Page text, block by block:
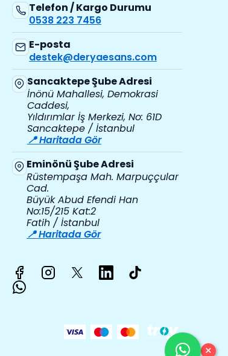
Telefon / Kargo Durumu
0538 223 7456
E-posta
destek@deryaesans.com
Sancaktepe Şube Adresi
İnönü Mahallesi, Demokrasi
Caddesi,
Yıldırımlar İş Merkezi, No: 61D
Sancaktepe / İstanbul
📍 Haritada Gör
Eminönü Şube Adresi
Rüstempaşa Mah. Marpuççular
Cad.
Büyük Abud Efendi Han
No:15/215 Kat:2
Fatih / İstanbul
📍 Haritada Gör
×